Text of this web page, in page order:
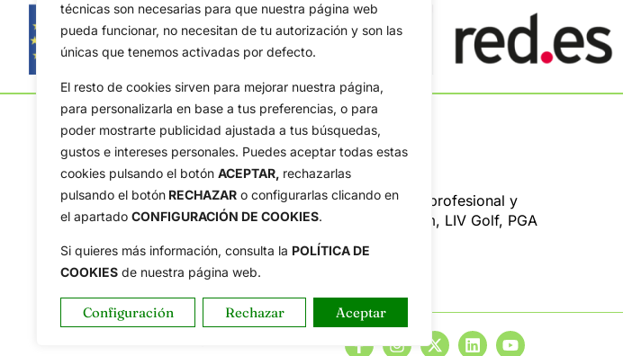
técnicas son necesarias para que nuestra página web
pueda funcionar, no necesitan de tu autorización y son las
únicas que tenemos activadas por defecto.
El resto de cookies sirven para mejorar nuestra página,
para personalizarla en base a tus preferencias, o para
poder mostrarte publicidad ajustada a tus búsquedas,
gustos e intereses personales. Puedes aceptar todas estas
cookies pulsando el botón ACEPTAR, rechazarlas
pulsando el botón RECHAZAR o configurarlas clicando en
el apartado CONFIGURACIÓN DE COOKIES.
Si quieres más información, consulta la POLÍTICA DE
COOKIES de nuestra página web.
Configuración Rechazar Aceptar
OpenGolf ofrece toda la actualidad, información del golf profesional y
amateur, resultados en directo, vídeos, noticias, Jon Rahm, LIV Golf, PGA
Tour, Ryder Cup, DP World Tour, LPGA Tour...